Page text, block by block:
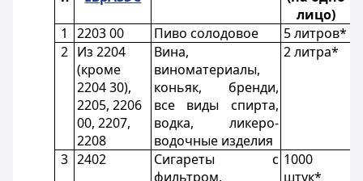
лицо)
1
2203 00 Пиво солодовое
5 литров*
2 Из 2204
(кроме
2204 30),
2205, 2206
00, 2207,
2208
Вина,
виноматериалы,
коньяк, бренди,
все виды спирта,
водка, ликеро-
водочные изделия
2 литра*
3 2402
Сигареты с
фильтром,
1000
штук*